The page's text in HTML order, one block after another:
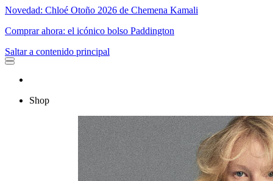
Novedad: Chloé Otoño 2026 de Chemena Kamali
Comprar ahora: el icónico bolso Paddington
Saltar a contenido principal
Shop